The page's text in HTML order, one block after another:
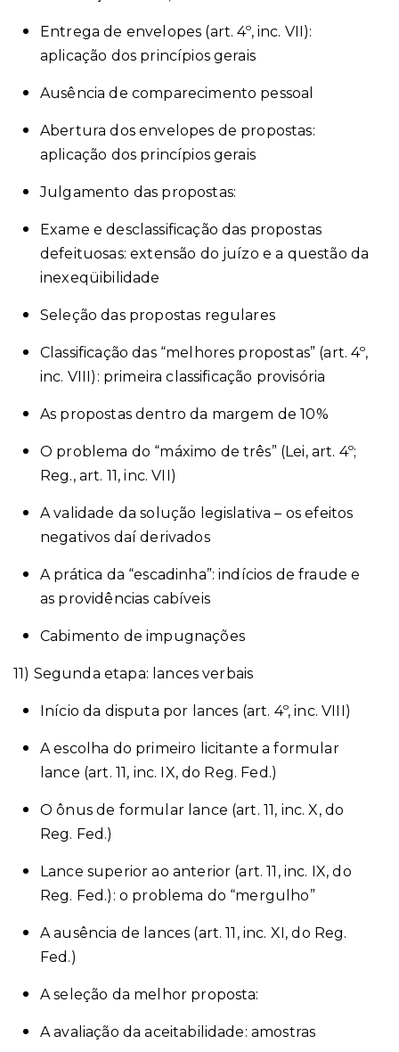
Entrega de envelopes (art. 4º, inc. VII):
aplicação dos princípios gerais
Ausência de comparecimento pessoal
Abertura dos envelopes de propostas:
aplicação dos princípios gerais
Julgamento das propostas:
Exame e desclassificação das propostas
defeituosas: extensão do juízo e a questão da
inexeqüibilidade
Seleção das propostas regulares
Classificação das “melhores propostas” (art. 4º,
inc. VIII): primeira classificação provisória
As propostas dentro da margem de 10%
O problema do “máximo de três” (Lei, art. 4º;
Reg., art. 11, inc. VII)
A validade da solução legislativa – os efeitos
negativos daí derivados
A prática da “escadinha”: indícios de fraude e
as providências cabíveis
Cabimento de impugnações
11) Segunda etapa: lances verbais
Início da disputa por lances (art. 4º, inc. VIII)
A escolha do primeiro licitante a formular
lance (art. 11, inc. IX, do Reg. Fed.)
O ônus de formular lance (art. 11, inc. X, do
Reg. Fed.)
Lance superior ao anterior (art. 11, inc. IX, do
Reg. Fed.): o problema do “mergulho”
A ausência de lances (art. 11, inc. XI, do Reg.
Fed.)
A seleção da melhor proposta:
A avaliação da aceitabilidade: amostras